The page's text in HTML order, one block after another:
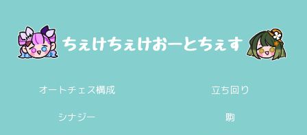
オートチェス構成 立ち回り
シナジー 駒